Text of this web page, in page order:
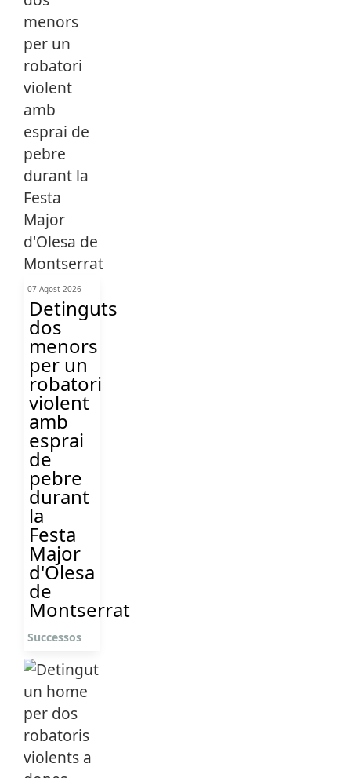
07 Agost 2026
Detinguts
dos
menors
per un
robatori
violent
amb
esprai
de
pebre
durant
la
Festa
Major
d'Olesa
de
Montserrat
Successos